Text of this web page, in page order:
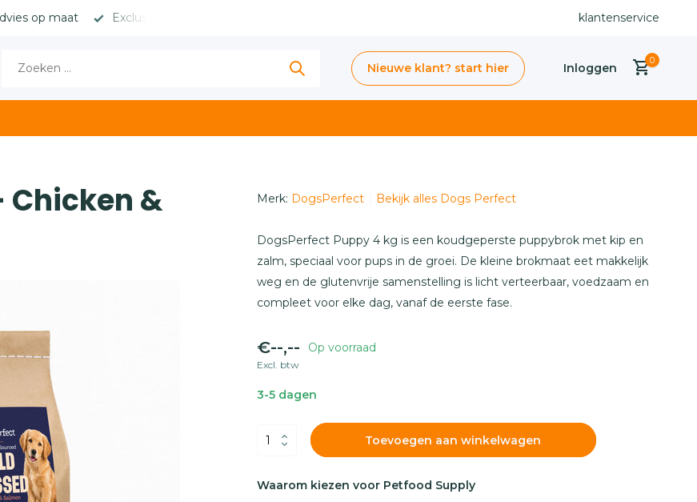
op maat Exclusieve merken met hoge marges klantenservice
Nieuwe klant? start hier Inloggen
0
Chicken &
Merk: DogsPerfect Bekijk alles Dogs Perfect
DogsPerfect Puppy 4 kg is een koudgeperste puppybrok met kip en
zalm, speciaal voor pups in de groei. De kleine brokmaat eet makkelijk
weg en de glutenvrije samenstelling is licht verteerbaar, voedzaam en
compleet voor elke dag, vanaf de eerste fase.
€--,-- Op voorraad
Excl. btw
3-5 dagen
Toevoegen aan winkelwagen
Waarom kiezen voor Petfood Supply